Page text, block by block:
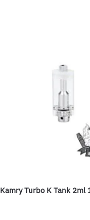
Kamry Turbo K Tank 2ml